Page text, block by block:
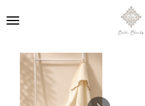
direct
hoofdinhoud